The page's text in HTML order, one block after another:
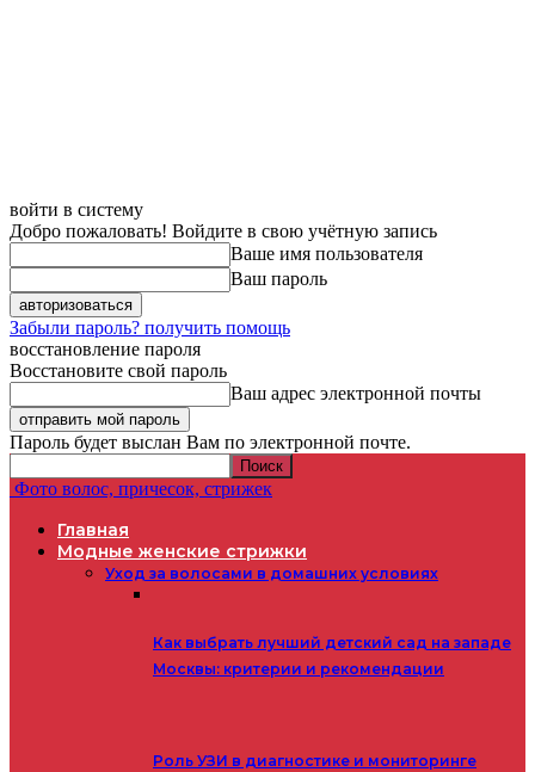
войти в систему
Добро пожаловать! Войдите в свою учётную запись
Ваше имя пользователя
Ваш пароль
Забыли пароль? получить помощь
восстановление пароля
Восстановите свой пароль
Ваш адрес электронной почты
Пароль будет выслан Вам по электронной почте.
Фото волос, причесок, стрижек
Главная
Модные женские стрижки
Уход за волосами в домашних условиях
Как выбрать лучший детский сад на западе
Москвы: критерии и рекомендации
Роль УЗИ в диагностике и мониторинге